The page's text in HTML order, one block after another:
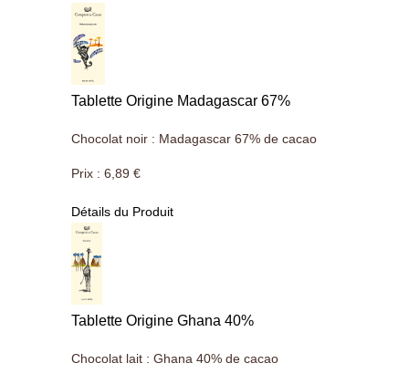
Tablette Origine Madagascar 67%
Chocolat noir : Madagascar 67% de cacao
Prix : 6,89 €
Détails du Produit
Tablette Origine Ghana 40%
Chocolat lait : Ghana 40% de cacao